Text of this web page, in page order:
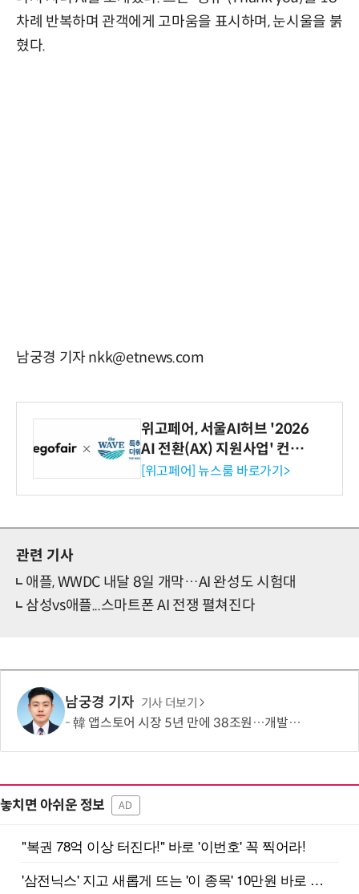
차례 반복하며 관객에게 고마움을 표시하며, 눈시울을 붉
혔다.
남궁경 기자 nkk@etnews.com
위고페어, 서울AI허브 '2026
AI 전환(AX) 지원사업' 컨소
시엄 선정
[위고페어] 뉴스룸 바로가기>
관련 기사
애플, WWDC 내달 8일 개막…AI 완성도 시험대
삼성vs애플...스마트폰 AI 전쟁 펼쳐진다
남궁경 기자 기사 더보기
韓 앱스토어 시장 5년 만에 38조원…개발자 90%에 無수수료
놓치면 아쉬운 정보 AD